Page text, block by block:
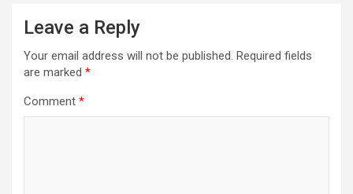
Leave a Reply
Your email address will not be published. Required fields
are marked *
Comment *